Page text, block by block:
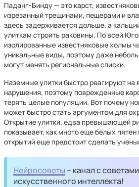
Паданг-Бинду — это карст,
изрезанный трещинами, пещерами и
здесь задерживается дольше, а
улиткам строить раковины. По всей
изолированные известняковые холмы
уникальные виды, поэтому даже
могут менять региональные списки.
Наземные улитки быстро реагируют на
нарушения, поэтому поврежденные
терять целые популяции. Вот почему
может быстро стать аргументом для
Открытие улитки, едва превышающей
показывает, как много еще белых пятен
открытий еще предстоит сделать
Нейросоветы – канал с
искусственного интеллекта!